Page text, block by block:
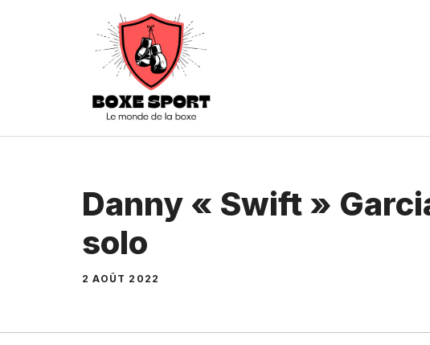
Danny « Swift »
solo
2 AOÛT 2022